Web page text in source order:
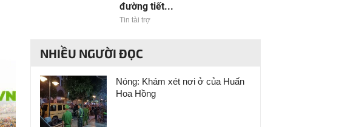
đường tiết...
Tin tài trợ
NHIỀU NGƯỜI ĐỌC
Nóng: Khám xét nơi ở của Huấn
Hoa Hồng